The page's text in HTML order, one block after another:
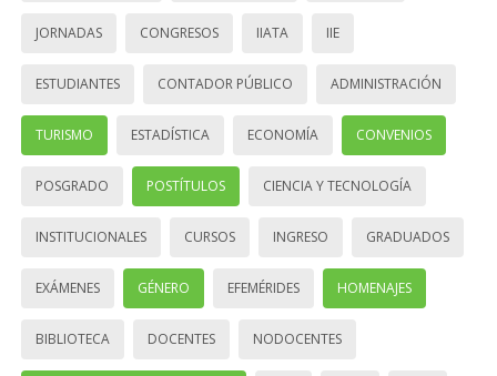
JORNADAS CONGRESOS IIATA IIE
ESTUDIANTES CONTADOR PÚBLICO ADMINISTRACIÓN
TURISMO ESTADÍSTICA ECONOMÍA CONVENIOS
POSGRADO POSTÍTULOS CIENCIA Y TECNOLOGÍA
INSTITUCIONALES CURSOS INGRESO GRADUADOS
EXÁMENES GÉNERO EFEMÉRIDES HOMENAJES
BIBLIOTECA DOCENTES NODOCENTES